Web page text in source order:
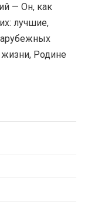
— Он, как
лучшие,
Родине